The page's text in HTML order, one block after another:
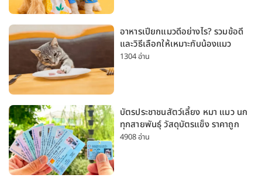
อาหารเปียกแมวดีอย่างไร? รวมข้อดี
และวิธีเลือกให้เหมาะกับน้องแมว
1304 อ่าน
บัตรประชาชนสัตว์เลี้ยง หมา แมว นก
ทุกสายพันธุ์ วัสดุบัตรแข็ง ราคาถูก
4908 อ่าน